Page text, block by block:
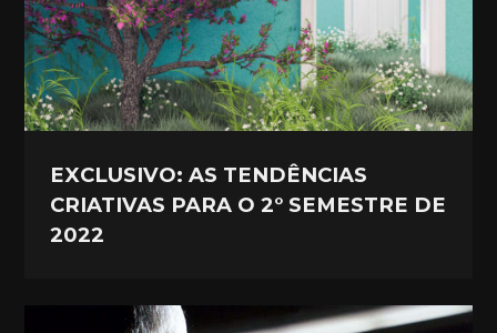
EXCLUSIVO: AS TENDÊNCIAS
CRIATIVAS PARA O 2° SEMESTRE DE
2022